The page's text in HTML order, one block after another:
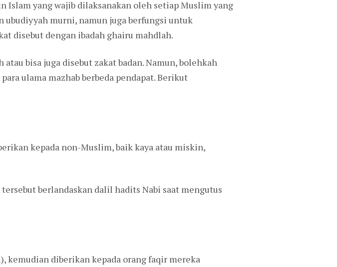
Islam yang wajib dilaksanakan oleh setiap Muslim yang
ubudiyyah murni, namun juga berfungsi untuk
disebut dengan ibadah ghairu mahdlah.
bisa juga disebut zakat badan. Namun, bolehkah
ulama mazhab berbeda pendapat. Berikut
kepada non-Muslim, baik kaya atau miskin,
berlandaskan dalil hadits Nabi saat mengutus
kemudian diberikan kepada orang faqir mereka